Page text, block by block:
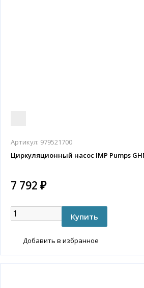
Артикул: 979521700
Циркуляционный насос IMP Pumps
7 792 ₽
Добавить в избранное